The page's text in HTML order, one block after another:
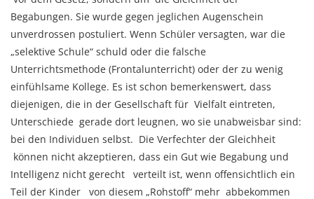
Begabungen. Sie wurde gegen jeglichen Augenschein
unverdrossen postuliert. Wenn Schüler versagten, war die
„selektive Schule“ schuld oder die falsche
Unterrichtsmethode (Frontalunterricht) oder der zu wenig
einfühlsame Kollege. Es ist schon bemerkenswert, dass
diejenigen, die in der Gesellschaft für Vielfalt eintreten,
Unterschiede gerade dort leugnen, wo sie unabweisbar sind:
bei den Individuen selbst. Die Verfechter der Gleichheit
können nicht akzeptieren, dass ein Gut wie Begabung und
Intelligenz nicht gerecht verteilt ist, wenn offensichtlich ein
Teil der Kinder von diesem „Rohstoff“ mehr abbekommen